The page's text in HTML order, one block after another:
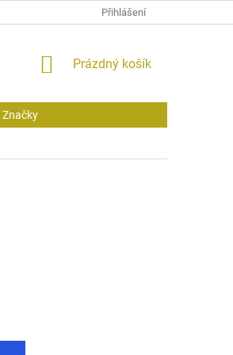
Přihlášení
NÁKUPNÍ
Prázdný košík
Značky